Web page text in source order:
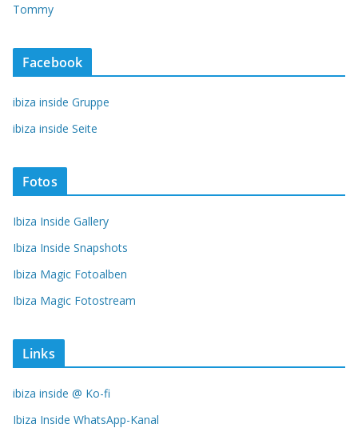
Tommy
Facebook
ibiza inside Gruppe
ibiza inside Seite
Fotos
Ibiza Inside Gallery
Ibiza Inside Snapshots
Ibiza Magic Fotoalben
Ibiza Magic Fotostream
Links
ibiza inside @ Ko-fi
Ibiza Inside WhatsApp-Kanal